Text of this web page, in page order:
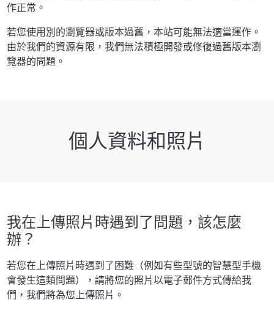
作正常。
若您使用別的瀏覽器或版本過舊，本站可能無法適當運作。
由於我們的資源有限，我們無法積極開發或修復過舊版本瀏
覽器的問題。
個人資料和照片
我在上傳照片時遇到了問題，該怎麼
辦？
若您在上傳照片時遇到了困難（例如有些型號的智慧型手機
會發生這類問題），請將您的照片以電子郵件方式傳給我
們，我們將為您上傳照片。